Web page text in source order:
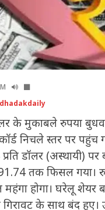
के मुकाबले रुपया
निचले स्तर पर पहुंच
डॉलर (अस्थायी)
तक फिसल गया।
होगा। घरेलू शेयर
गिरावट के साथ बंद